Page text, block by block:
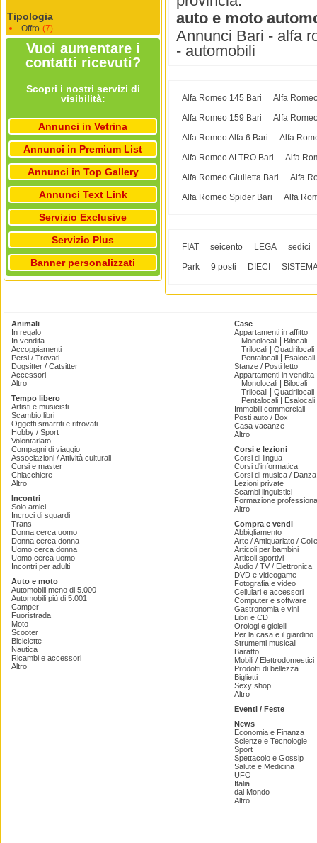
Tipologia
Offro (7)
Vuoi aumentare i
contatti ricevuti?
Scopri i nostri servizi di
visibilità:
Annunci in Vetrina
Annunci in Premium List
Annunci in Top Gallery
Annunci Text Link
Servizio Exclusive
Servizio Plus
Banner personalizzati
auto e moto
Annunci Bari - alfa
- automobili
Alfa Romeo 145 Bari
Alfa
Alfa Romeo 159 Bari
Alfa
Alfa Romeo Alfa 6 Bari
Alfa
Alfa Romeo ALTRO Bari
Alfa
Alfa Romeo Giulietta Bari
Alfa
Alfa Romeo Spider Bari
Alfa
FIAT seicento LEGA
sedici
Park
9 posti DIECI
Animali
In regalo
In vendita
Accoppiamenti
Persi / Trovati
Dogsitter / Catsitter
Accessori
Altro
Tempo libero
Artisti e musicisti
Scambio libri
Oggetti smarriti e ritrovati
Hobby / Sport
Volontariato
Compagni di viaggio
Associazioni / Attività culturali
Corsi e master
Chiacchiere
Altro
Incontri
Solo amici
Incroci di sguardi
Trans
Donna cerca uomo
Donna cerca donna
Uomo cerca donna
Uomo cerca uomo
Incontri per adulti
Auto e moto
Automobili meno di 5.000
Automobili più di 5.001
Camper
Fuoristrada
Moto
Scooter
Biciclette
Nautica
Ricambi e accessori
Altro
Case
Appartamenti in affitto
Monolocali
Bilocali
Trilocali
Quadrilocali
Pentalocali
Esalocali
Stanze / Posti letto
Appartamenti in vendita
Monolocali
Bilocali
Trilocali
Quadrilocali
Pentalocali
Esalocali
Immobili commerciali
Posti auto / Box
Casa vacanze
Altro
Corsi e lezioni
Corsi di lingua
Corsi d'informatica
Corsi di musica /
Lezioni private
Scambi linguistici
Formazione
Altro
Compra e vendi
Abbigliamento
Arte / Antiquariato /
Articoli per bambini
Articoli sportivi
Audio / TV / Elettronica
DVD e videogame
Fotografia e video
Cellulari e accessori
Computer e software
Gastronomia e vini
Libri e CD
Orologi e gioielli
Per la casa e il giardino
Strumenti musicali
Baratto
Mobili / Elettrodomestici
Prodotti di bellezza
Biglietti
Sexy shop
Altro
Eventi / Feste
News
Economia e Finanza
Scienze e Tecnologie
Sport
Spettacolo e Gossip
Salute e Medicina
UFO
Italia
dal Mondo
Altro